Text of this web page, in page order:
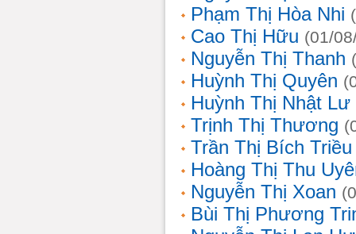
Phạm Thị Hòa Nhi
Cao Thị Hữu (01/
Nguyễn Thị Thanh
Huỳnh Thị Quyên
Huỳnh Thị Nhật Lư
Trịnh Thị Thương
Trần Thị Bích Triều
Hoàng Thị Thu
Nguyễn Thị Xoan
Bùi Thị Phương